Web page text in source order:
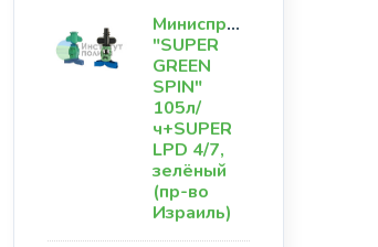
Миниспринклер
"SUPER
GREEN
SPIN"
105л/
ч+SUPER
LPD 4/7,
зелёный
(пр-во
Израиль)